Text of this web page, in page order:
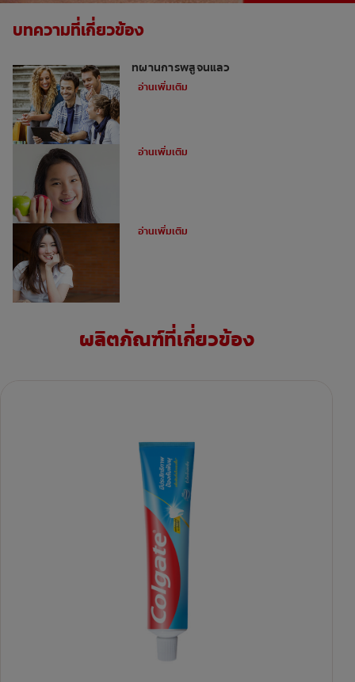
บทความที่เกี่ยวข้อง
ที่ผ่านการพิสูจน์แล้ว
อ่านเพิ่มเติม
อ่านเพิ่มเติม
อ่านเพิ่มเติม
ผลิตภัณฑ์ที่เกี่ยวข้อง